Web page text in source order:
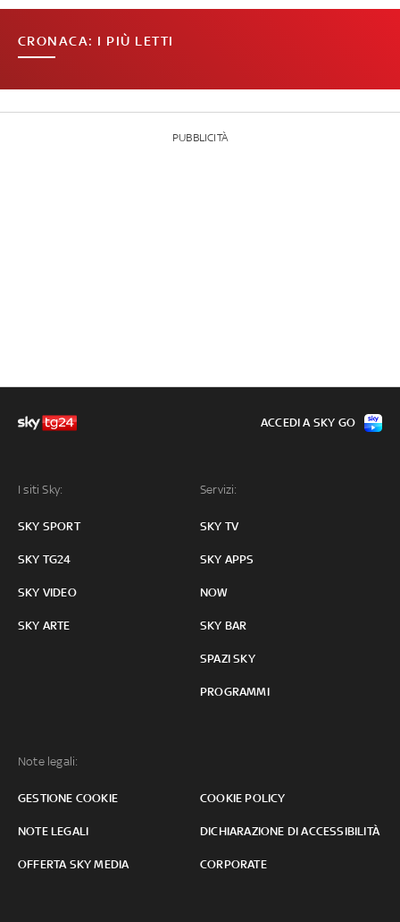
CRONACA: I PIÙ LETTI
PUBBLICITÀ
I siti Sky:
SKY SPORT
SKY TG24
SKY VIDEO
SKY ARTE
Servizi:
SKY TV
SKY APPS
NOW
SKY BAR
SPAZI SKY
PROGRAMMI
Note legali:
GESTIONE COOKIE COOKIE POLICY
NOTE LEGALI DICHIARAZIONE DI ACCESSIBILITÀ
OFFERTA SKY MEDIA CORPORATE
ACCEDI A SKY GO